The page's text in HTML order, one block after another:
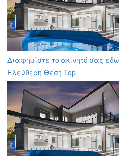
Διαφημίστε το ακίνητό σας εδώ
Ελεύθερη Θέση Top